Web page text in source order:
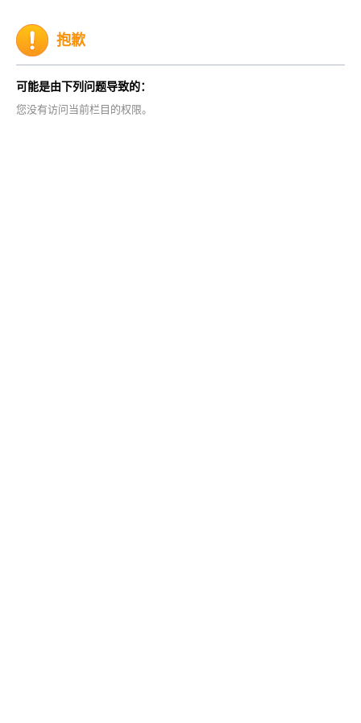
抱歉
可能是由下列问题导致的：
您没有访问当前栏目的权限。